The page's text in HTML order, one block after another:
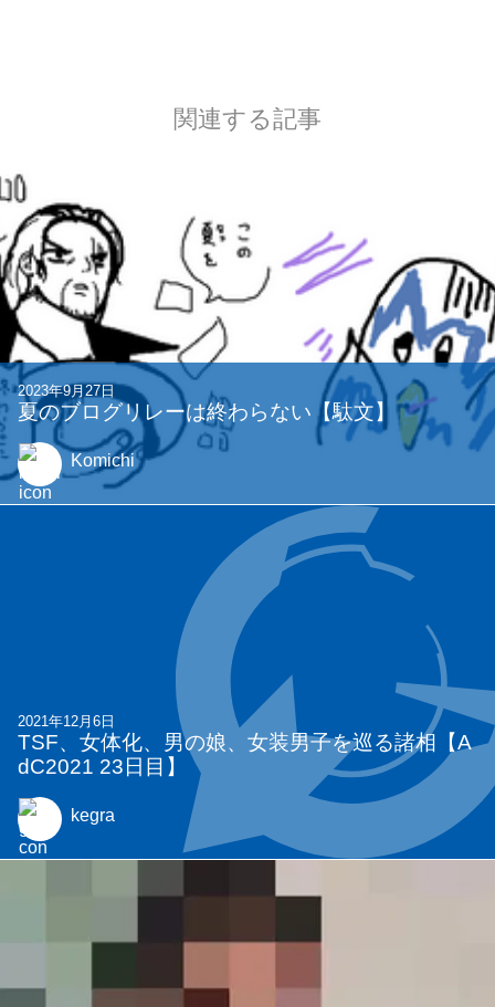
関連する記事
2023年9月27日
夏のブログリレーは終わらない【駄文】
Komichi
2021年12月6日
TSF、女体化、男の娘、女装男子を巡る諸相【A
dC2021 23日目】
kegra